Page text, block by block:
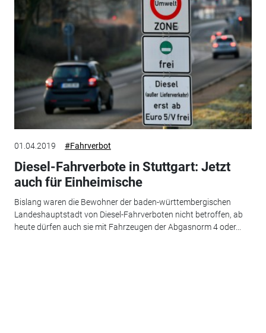
01.04.2019 #Fahrverbot
Diesel-Fahrverbote in Stuttgart: Jetzt
auch für Einheimische
Bislang waren die Bewohner der baden-württembergischen
Landeshauptstadt von Diesel-Fahrverboten nicht betroffen, ab
heute dürfen auch sie mit Fahrzeugen der Abgasnorm 4 oder...